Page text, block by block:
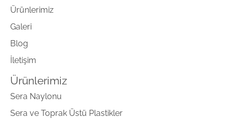
Ürünlerimiz
Galeri
Blog
İletişim
Ürünlerimiz
Sera Naylonu
Sera ve Toprak Üstü Plastikler